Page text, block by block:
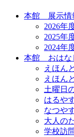
本館 展示情
2026年
2025年
2024年
本館 おはな
えほん
えほん
土曜日
はるや
なつや
大人の
学校訪